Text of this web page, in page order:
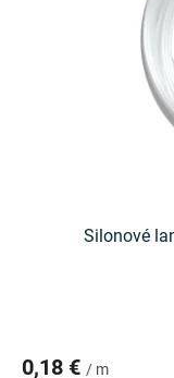
Silonové
0,18 € / m